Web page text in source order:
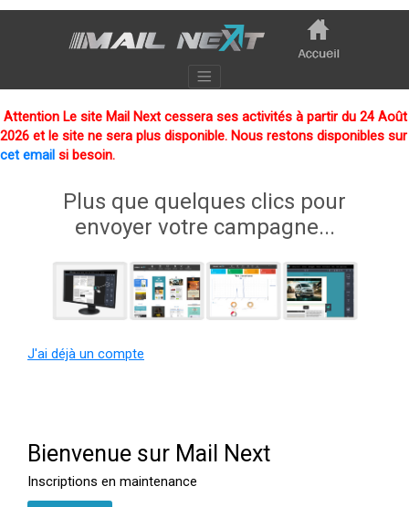
Attention Le site Mail Next cessera ses activités à partir du 24 Août
2026 et le site ne sera plus disponible. Nous restons disponibles sur
cet email si besoin.
Plus que quelques clics pour
envoyer votre campagne...
J'ai déjà un compte
Bienvenue sur Mail Next
Inscriptions en maintenance